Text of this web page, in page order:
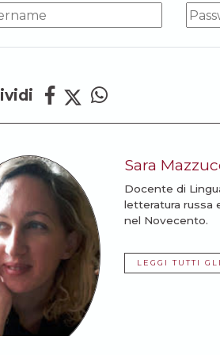
Sara
Docente di
letteratura russa
nel Novecento.
LEGGI TUTTI